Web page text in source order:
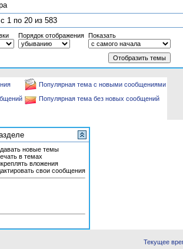
1 по 20 из 583
Порядок отображения Показать
Популярная тема с новыми сообщениями
Популярная тема без новых сообщений
новые темы
в темах
вложения
свои сообщения
Текущее